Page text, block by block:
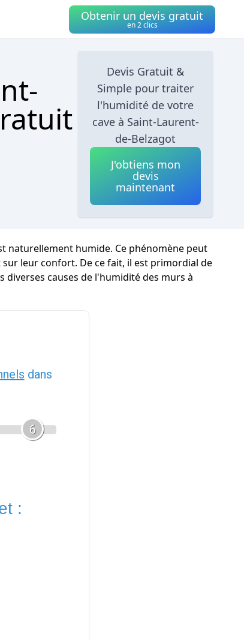
Obtenir un devis gratuit
en 2 clics
Devis Gratuit &
Simple pour traiter
l'humidité de votre
cave à Saint-Laurent-
de-Belzagot
J'obtiens mon
devis
maintenant
naturellement humide. Ce phénomène peut
leur confort. De ce fait, il est primordial de
causes de l'humidité des murs à
dans
6
: